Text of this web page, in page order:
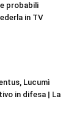
probabili
in TV
Lucumì
in difesa | La